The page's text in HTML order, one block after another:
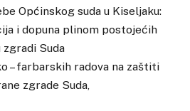
Općinskog suda u Kiseljaku:
i dopuna plinom postojećih
Suda
– farbarskih radova na zaštiti
zgrade Suda,